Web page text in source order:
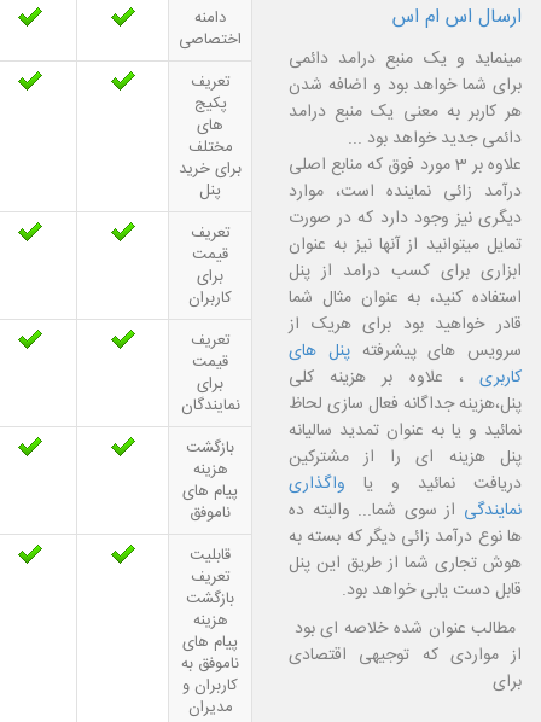
ارسال اس ام اس
مینماید و یک منبع درامد دائمی
برای شما خواهد بود و اضافه شدن
هر کاربر به معنی یک منبع درامد
دائمی جدید خواهد بود ...
علاوه بر 3 مورد فوق که منابع اصلی
درآمد زائی نماینده است، موارد
دیگری نیز وجود دارد که در صورت
تمایل میتوانید از آنها نیز به عنوان
ابزاری برای کسب درامد از پنل
استفاده کنید، به عنوان مثال شما
قادر خواهید بود برای هریک از
سرویس های پیشرفتهپنل های
کاربری ، علاوه بر هزینه کلی
پنل،هزینه جداگانه فعال سازی لحاظ
نمائید و یا به عنوان تمدید سالیانه
پنل هزینه ای را از مشترکین
دریافت نمائید و یا واگذاری
نمایندگی از سوی شما... والبته ده
ها نوع درآمد زائی دیگر که بسته به
هوش تجاری شما از طریق این پنل
قابل دست یابی خواهد بود.
مطالب عنوان شده خلاصه ای بود
از مواردی که توجیهی اقتصادی
برای
دامنه
اختصاصی
تعریف
پکیج
های
مختلف
برای خرید
پنل
تعریف
قیمت
برای
کاربران
تعریف
قیمت
برای
نمایندگان
بازگشت
هزینه
پیام های
ناموفق
قابلیت
تعریف
بازگشت
هزینه
پیام های
ناموفق به
کاربران و
مدیران